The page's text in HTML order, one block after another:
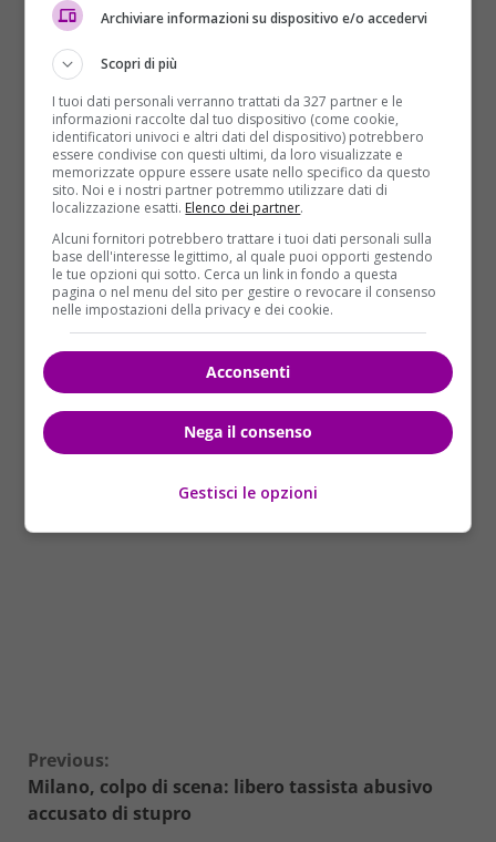
Un tratto di viale Aventino (tra via di San Saba e
piazza di Porta Capena) è stato chiuso al traffico, con
un pulmino dei carabinieri che impedisce il passaggio
delle macchine. Interrotto, come segnala l’account
Twitter di Atac, il servizio di tram che transita per
viale Aventino, sostituito da un autobus.
Photo credits: Twitter
Continue
Reading
Previous:
Milano, colpo di scena: libero tassista abusivo
accusato di stupro
Archiviare informazioni su dispositivo e/o accedervi
Scopri di più
I tuoi dati personali verranno trattati da 327 partner e le
informazioni raccolte dal tuo dispositivo (come cookie,
identificatori univoci e altri dati del dispositivo) potrebbero
essere condivise con questi ultimi, da loro visualizzate e
memorizzate oppure essere usate nello specifico da questo
sito. Noi e i nostri partner potremmo utilizzare dati di
localizzazione esatti. Elenco dei partner.
Alcuni fornitori potrebbero trattare i tuoi dati personali sulla
base dell'interesse legittimo, al quale puoi opporti gestendo
le tue opzioni qui sotto. Cerca un link in fondo a questa
pagina o nel menu del sito per gestire o revocare il consenso
nelle impostazioni della privacy e dei cookie.
Acconsenti
Nega il consenso
Gestisci le opzioni